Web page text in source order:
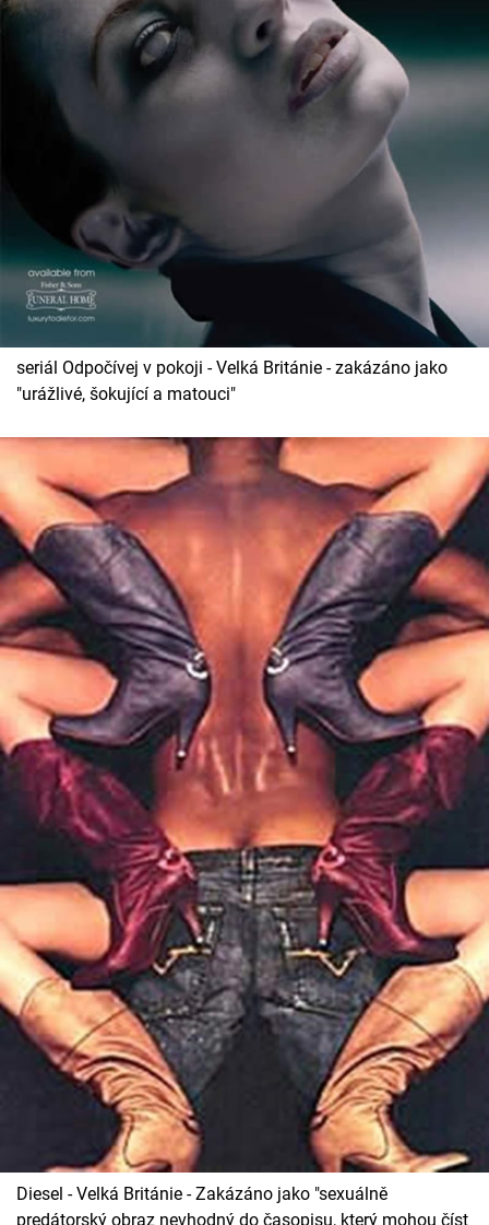
seriál Odpočívej v pokoji - Velká Británie - zakázáno jako
"urážlivé, šokující a matouci"
Diesel - Velká Británie - Zakázáno jako "sexuálně
predátorský obraz nevhodný do časopisu, který mohou číst